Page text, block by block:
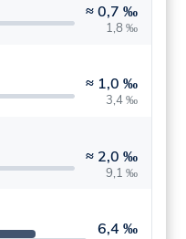
≈0,7 ‰
1,8 ‰
≈ 1,0 ‰
3,4 ‰
≈ 2,0 ‰
9,1 ‰
6,4 ‰